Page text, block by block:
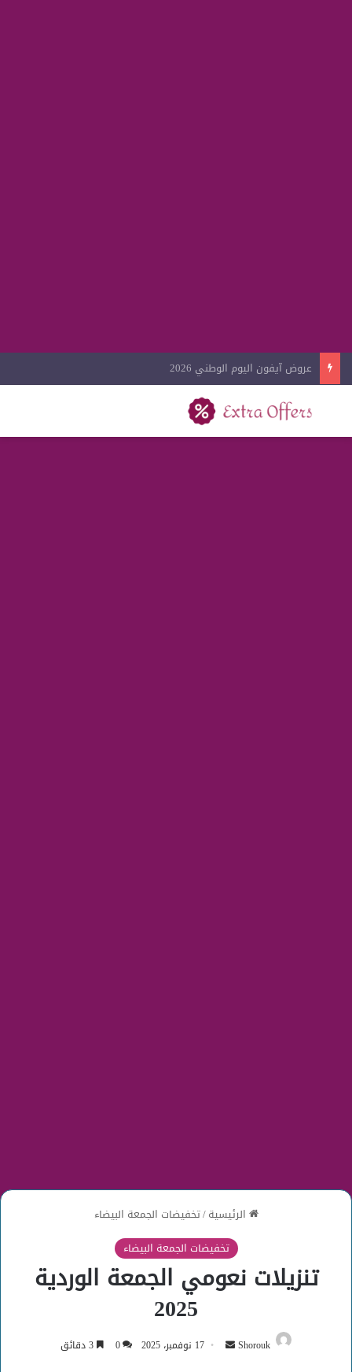
عروض كفرات السيارات اليوم الوطني 2026
بحث عن
الرئيسية/تخفيضات الجمعة البيضاء
تخفيضات الجمعة البيضاء
تنزيلات نعومي الجمعة الوردية
2025
Shorouk
أرسل 17 نوفمبر، 2025 0